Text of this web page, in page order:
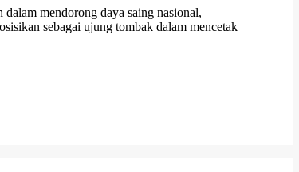
mendorong daya saing nasional,
sebagai ujung tombak dalam mencetak